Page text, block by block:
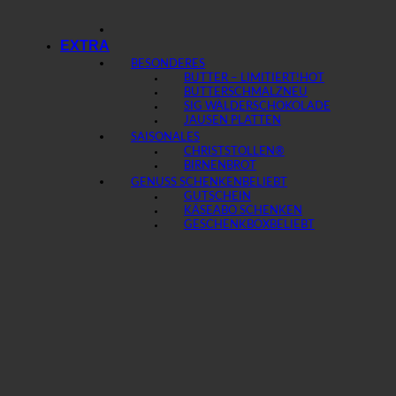
EXTRA
BESONDERES
BUTTER – LIMITIERT!
BUTTERSCHMALZ
SIG WÄLDERSCHOKOLADE
JAUSEN PLATTEN
SAISONALES
CHRISTSTOLLEN®
BIRNENBROT
GENUSS SCHENKEN
GUTSCHEIN
KÄSEABO SCHENKEN
GESCHENKBOX